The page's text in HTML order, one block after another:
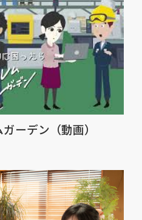
ーデン（動画）